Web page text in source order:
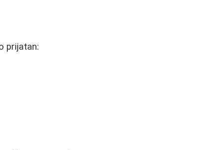
prijatan: